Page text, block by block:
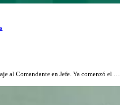
al Comandante en Jefe. Ya comenzó el …